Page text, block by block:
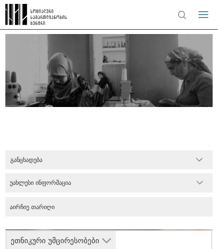
განცხადება
ეთნიკური უმცირესობები
უახლესი ინფორმაცია